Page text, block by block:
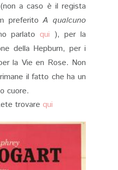
a caso è il regista
preferitoA qualcuno
parlatoqui ), per la
della Hepburn, per i
la Vie en Rose. Non
il fatto che ha un
cuore.
trovare qui